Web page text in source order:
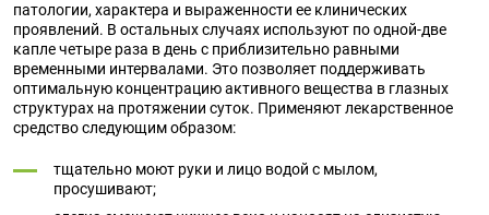
патологии, характера и выраженности ее клинических
проявлений. В остальных случаях используют по одной-две
капле четыре раза в день с приблизительно равными
временными интервалами. Это позволяет поддерживать
оптимальную концентрацию активного вещества в глазных
структурах на протяжении суток. Применяют лекарственное
средство следующим образом:
тщательно моют руки и лицо водой с мылом,
просушивают;